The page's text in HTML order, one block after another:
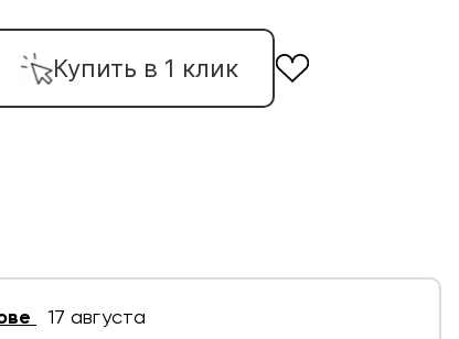
Купить в 1 клик
17 августа